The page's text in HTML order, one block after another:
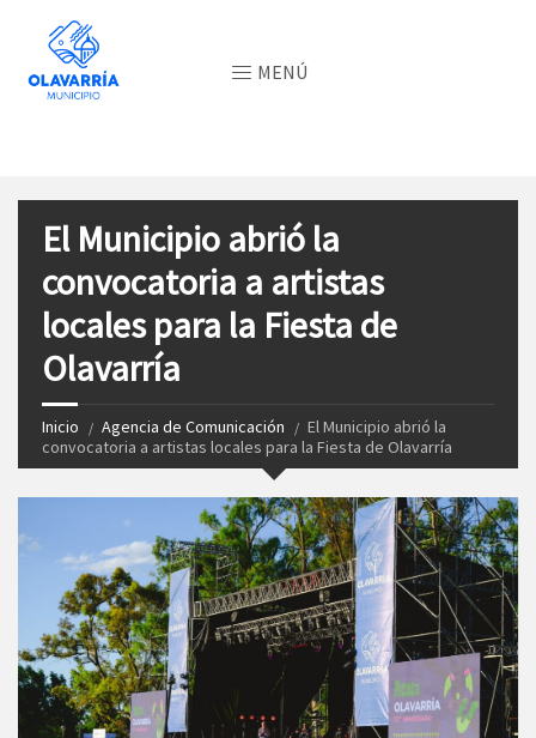
MENÚ
El Municipio abrió la
convocatoria a artistas
locales para la Fiesta de
Olavarría
Inicio Agencia de Comunicación
El Municipio abrió la
convocatoria a artistas locales para la Fiesta de Olavarría